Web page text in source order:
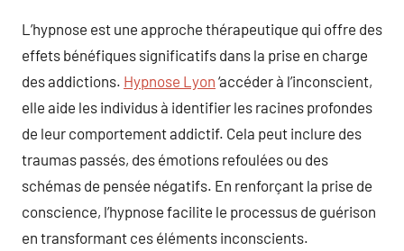
L’hypnose est une approche thérapeutique qui offre des
effets bénéfiques significatifs dans la prise en charge
des addictions. Hypnose Lyon ‘accéder à l’inconscient,
elle aide les individus à identifier les racines profondes
de leur comportement addictif. Cela peut inclure des
traumas passés, des émotions refoulées ou des
schémas de pensée négatifs. En renforçant la prise de
conscience, l’hypnose facilite le processus de guérison
en transformant ces éléments inconscients.